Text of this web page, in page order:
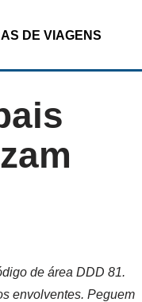
DE VIAGENS
de área DDD 81.
envolventes. Peguem